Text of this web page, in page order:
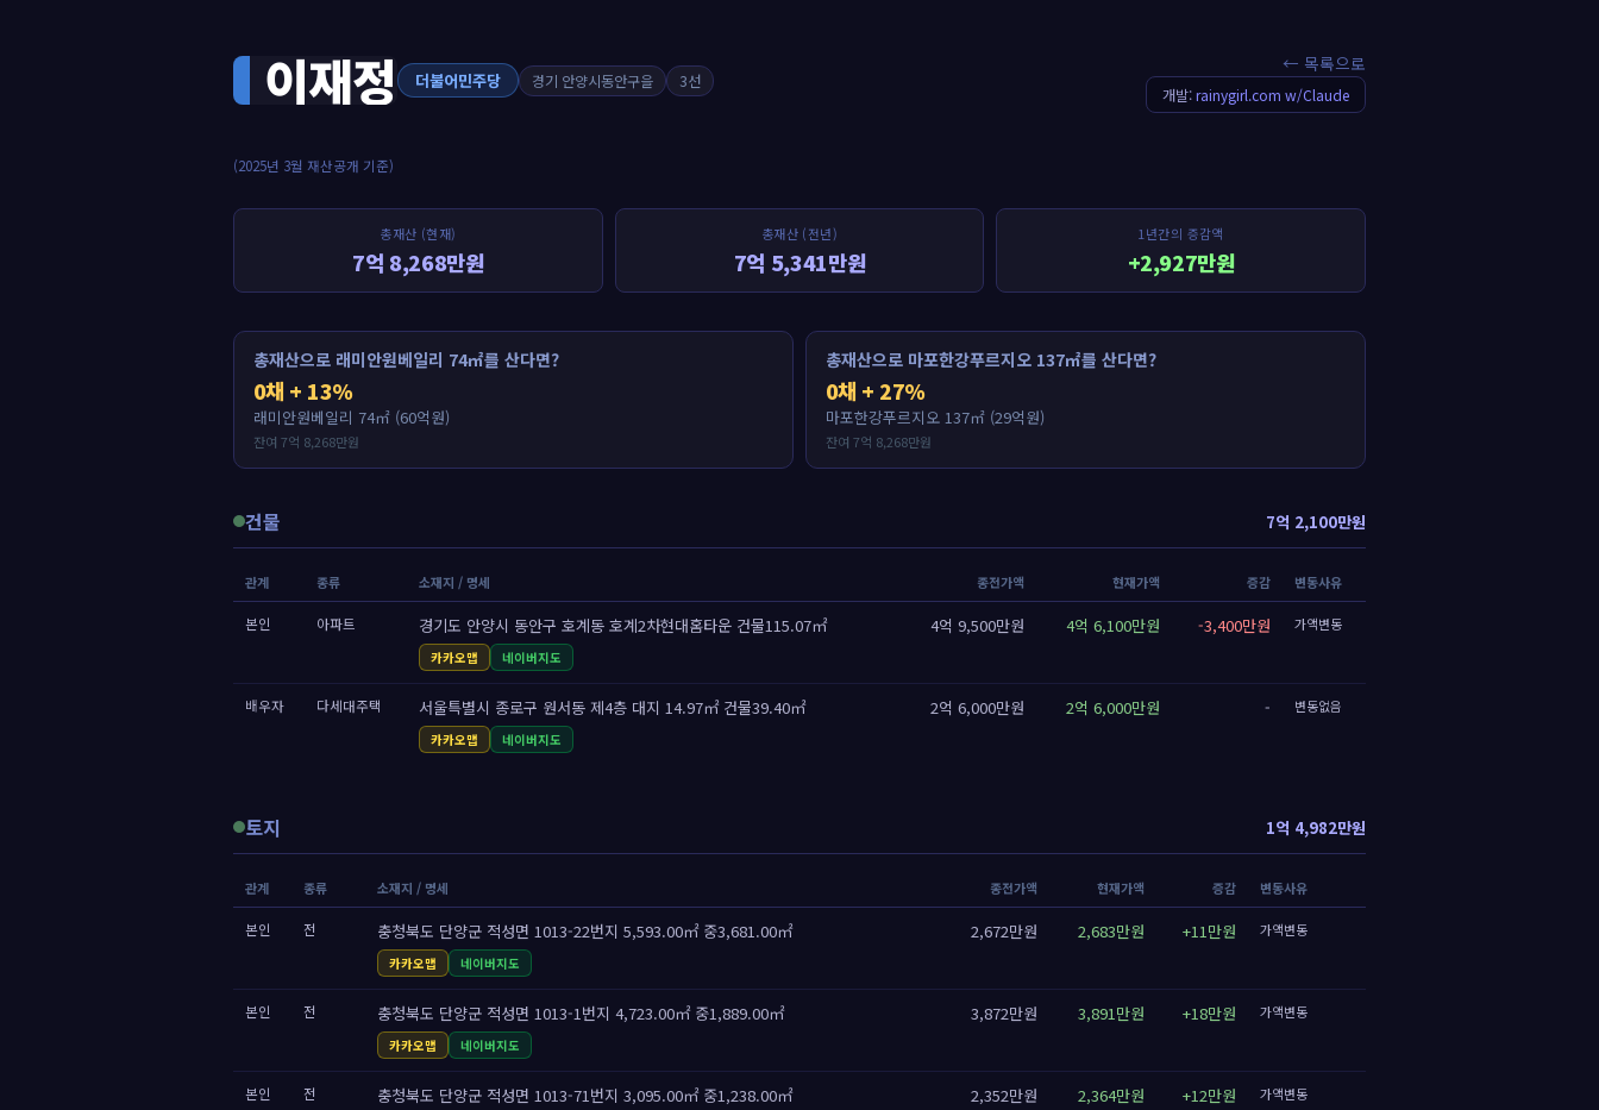
이재정 더불어민주당 경기 안양시동안구을 3선
← 목록으로
개발:rainygirl.com w/Claude
(2025년 3월 재산공개 기준)
총재산 (현재)
7억 8,268만원
총재산 (전년)
7억 5,341만원
1년간의 증감액
+2,927만원
총재산으로 래미안원베일리 74㎡를 산다면?
0채 + 13%
래미안원베일리 74㎡ (60억원)
잔여 7억 8,268만원
총재산으로 마포한강푸르지오 137㎡를 산다면?
0채 + 27%
마포한강푸르지오 137㎡ (29억원)
잔여 7억 8,268만원
건물 7억 2,100만원
관계 종류 소재지 / 명세 종전가액 현재가액 증감 변동사유
본인 아파트 경기도 안양시 동안구 호계동 호계2차현대홈타운 건물115.07㎡
카카오맵 네이버지도
4억 9,500만원 4억 6,100만원 -3,400만원 가액변동
배우자 다세대주택 서울특별시 종로구 원서동 제4층 대지 14.97㎡ 건물39.40㎡
카카오맵 네이버지도
2억 6,000만원 2억 6,000만원 - 변동없음
토지 1억 4,982만원
관계 종류 소재지 / 명세 종전가액 현재가액 증감 변동사유
본인 전 충청북도 단양군 적성면 1013-22번지 5,593.00㎡ 중3,681.00㎡
카카오맵 네이버지도
2,672만원 2,683만원 +11만원 가액변동
본인 전 충청북도 단양군 적성면 1013-1번지 4,723.00㎡ 중1,889.00㎡
카카오맵 네이버지도
3,872만원 3,891만원 +18만원 가액변동
본인 전 충청북도 단양군 적성면 1013-71번지 3,095.00㎡ 중1,238.00㎡ 2,352만원 2,364만원 +12만원 가액변동